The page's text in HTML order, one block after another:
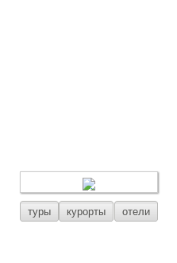
туры курорты отели